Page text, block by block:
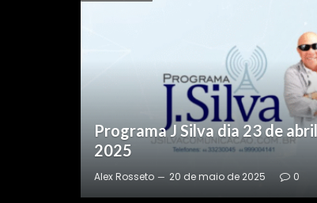
Programa J Silva dia 17 de
2025
Alex Rosseto 20 de maio de 2025 0